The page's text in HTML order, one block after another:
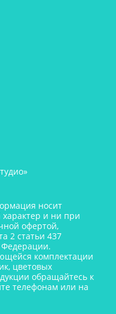
носит
и ни при
офертой,
2 статьи 437
Федерации.
комплектации
цветовых
обращайтесь к
телефонам или на